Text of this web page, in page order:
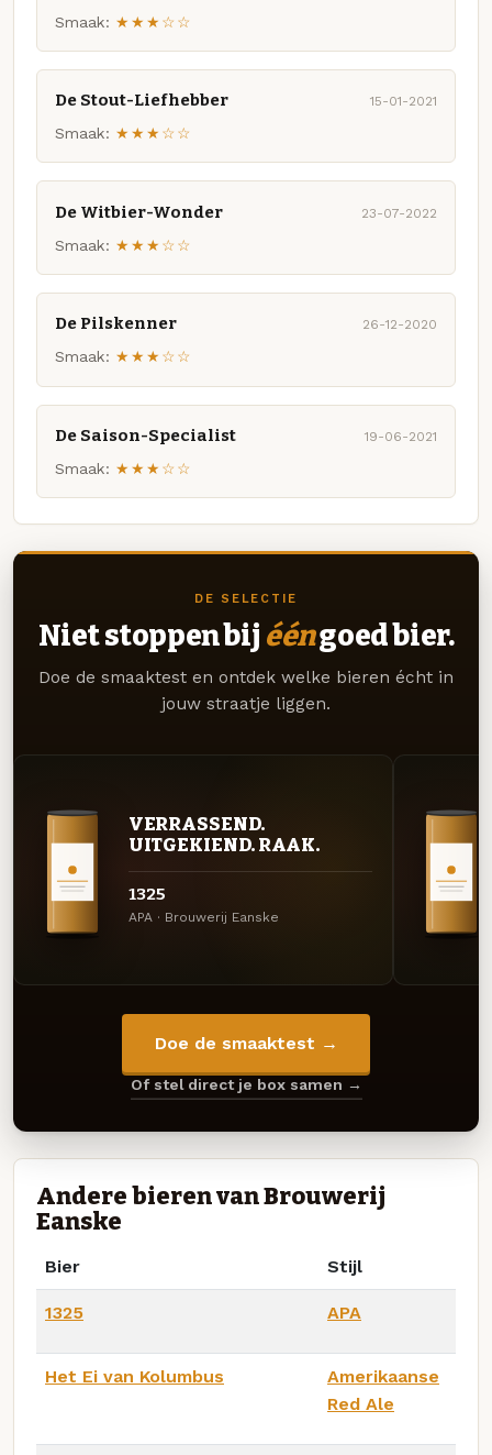
Smaak: ★★★☆☆
De Stout-Liefhebber 15-01-2021
Smaak: ★★★☆☆
De Witbier-Wonder 23-07-2022
Smaak: ★★★☆☆
De Pilskenner 26-12-2020
Smaak: ★★★☆☆
De Saison-Specialist 19-06-2021
Smaak: ★★★☆☆
DE SELECTIE
Niet stoppen bij ééngoed bier.
Doe de smaaktest en ontdek welke bieren écht in
jouw straatje liggen.
VERRASSEND.
UITGEKIEND. RAAK.
1325
APA · Brouwerij Eanske
Doe de smaaktest →
Of stel direct je box samen →
Andere bieren van Brouwerij
Eanske
Bier Stijl
1325 APA
Het Ei van Kolumbus
Amerikaanse
Red Ale